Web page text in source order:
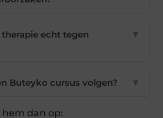
echt tegen
▼
Buteyko cursus volgen? ▼
hem dan op: